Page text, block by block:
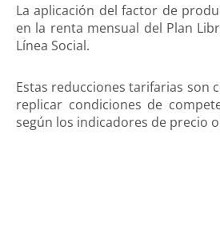
La aplicación del factor de
en la renta mensual del Plan
Línea Social.
Estas reducciones tarifarias son
replicar condiciones de
según los indicadores de precio